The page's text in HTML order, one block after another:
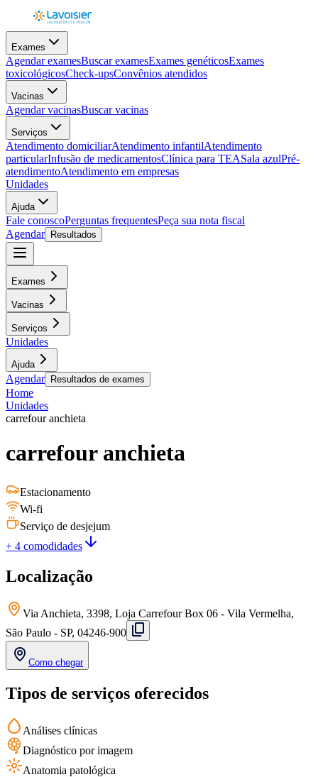
Exames
Agendar examesBuscar examesExames genéticosExames
toxicológicosCheck-upsConvênios atendidos
Vacinas
Agendar vacinasBuscar vacinas
Serviços
Atendimento domiciliarAtendimento infantilAtendimento
particularInfusão de medicamentosClínica para TEASala azulPré-
atendimentoAtendimento em empresas
Unidades
Ajuda
Fale conoscoPerguntas frequentesPeça sua nota fiscal
Agendar
Resultados
Exames
Vacinas
Serviços
Unidades
Ajuda
Agendar Resultados de exames
Home
Unidades
carrefour anchieta
carrefour anchieta
Estacionamento
Wi-fi
Serviço de desjejum
+ 4 comodidades
Localização
Via Anchieta, 3398, Loja Carrefour Box 06 - Vila Vermelha,
São Paulo - SP, 04246-900
Como chegar
Tipos de serviços oferecidos
Análises clínicas
Diagnóstico por imagem
Anatomia patológica